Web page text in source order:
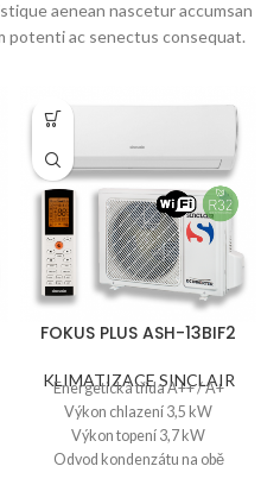
aenean nascetur accumsan
potenti ac senectus consequat.
FOKUS PLUS ASH-18BIF2
KLIMATIZACE SINCLAIR
Energetická třída A++ / A+
Výkon chlazení 5,2 kW
Výkon topení 5,3 kW
Odvod kondenzátu na obě